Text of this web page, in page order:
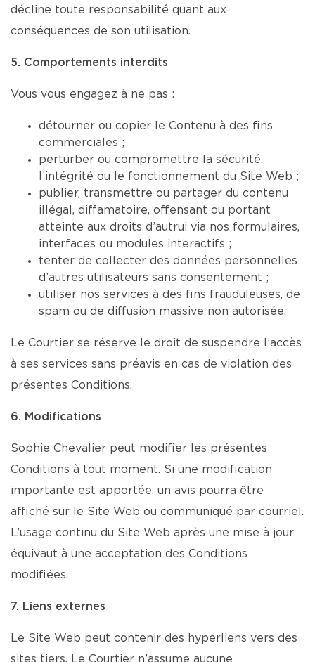
décline toute responsabilité quant aux
conséquences de son utilisation.
5. Comportements interdits
Vous vous engagez à ne pas :
détourner ou copier le Contenu à des fins
commerciales ;
perturber ou compromettre la sécurité,
l’intégrité ou le fonctionnement du Site Web ;
publier, transmettre ou partager du contenu
illégal, diffamatoire, offensant ou portant
atteinte aux droits d’autrui via nos formulaires,
interfaces ou modules interactifs ;
tenter de collecter des données personnelles
d’autres utilisateurs sans consentement ;
utiliser nos services à des fins frauduleuses, de
spam ou de diffusion massive non autorisée.
Le Courtier se réserve le droit de suspendre l’accès
à ses services sans préavis en cas de violation des
présentes Conditions.
6. Modifications
Sophie Chevalier peut modifier les présentes
Conditions à tout moment. Si une modification
importante est apportée, un avis pourra être
affiché sur le Site Web ou communiqué par courriel.
L’usage continu du Site Web après une mise à jour
équivaut à une acceptation des Conditions
modifiées.
7. Liens externes
Le Site Web peut contenir des hyperliens vers des
sites tiers. Le Courtier n’assume aucune